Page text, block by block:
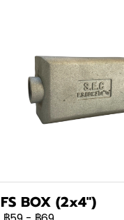
FS BOX (2x4")